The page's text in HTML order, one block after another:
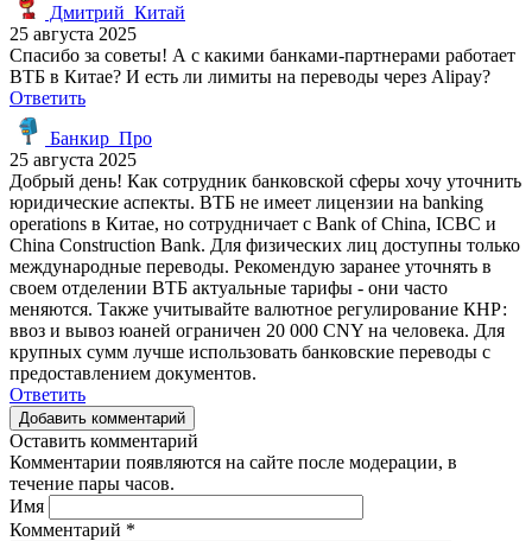
Дмитрий_Китай
25 августа 2025
Спасибо за советы! А с какими банками-партнерами работает
ВТБ в Китае? И есть ли лимиты на переводы через Alipay?
Ответить
Банкир_Про
25 августа 2025
Добрый день! Как сотрудник банковской сферы хочу уточнить
юридические аспекты. ВТБ не имеет лицензии на banking
operations в Китае, но сотрудничает с Bank of China, ICBC и
China Construction Bank. Для физических лиц доступны только
международные переводы. Рекомендую заранее уточнять в
своем отделении ВТБ актуальные тарифы - они часто
меняются. Также учитывайте валютное регулирование КНР:
ввоз и вывоз юаней ограничен 20 000 CNY на человека. Для
крупных сумм лучше использовать банковские переводы с
предоставлением документов.
Ответить
Добавить комментарий
Оставить комментарий
Комментарии появляются на сайте после модерации, в
течение пары часов.
Имя
Комментарий *